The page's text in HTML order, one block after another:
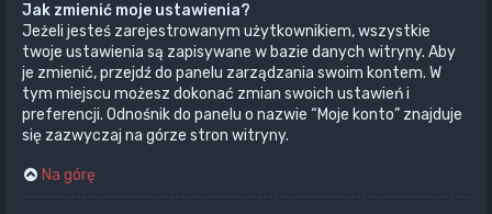
Jak zmienić moje ustawienia?
Jeżeli jesteś zarejestrowanym użytkownikiem, wszystkie
twoje ustawienia są zapisywane w bazie danych witryny. Aby
je zmienić, przejdź do panelu zarządzania swoim kontem. W
tym miejscu możesz dokonać zmian swoich ustawień i
preferencji. Odnośnik do panelu o nazwie “Moje konto” znajduje
się zazwyczaj na górze stron witryny.
Na górę